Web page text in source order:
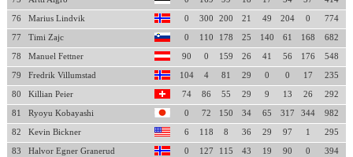
76 Marius Lindvik 0 300 200 21 49 204 0 774
77 Timi Zajc 0 110 178 25 140 61 168 682
78 Manuel Fettner 90 0 159 26 41 56 176 548
79 Fredrik Villumstad 104 4 81 29 0 0 17 235
80 Killian Peier 74 86 55 29 9 13 26 292
81 Ryoyu Kobayashi 0 72 150 34 65 317 344 982
82 Kevin Bickner 6 118 8 36 29 97 1 295
83 Halvor Egner Granerud 0 127 115 43 19 90 0 394